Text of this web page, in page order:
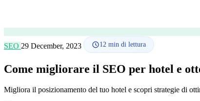
SEO 29 December, 2023 12 min di lettura
Come migliorare il SEO per hotel e
Migliora il posizionamento del tuo hotel e scopri strategie di